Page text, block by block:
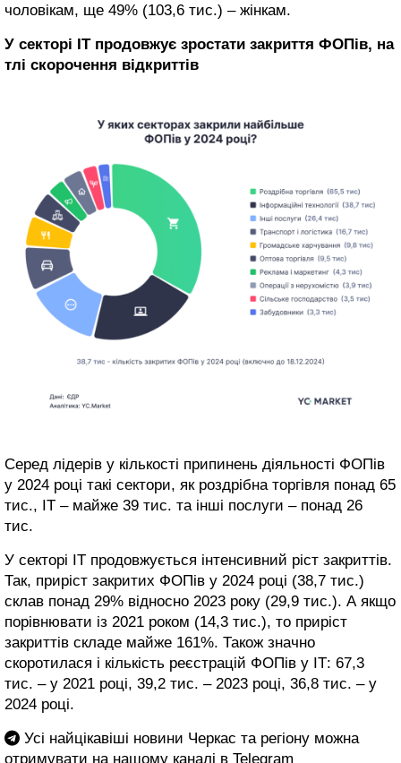
чоловікам, ще 49% (103,6 тис.) – жінкам.
У секторі ІТ продовжує зростати закриття ФОПів, на
тлі скорочення відкриттів
Серед лідерів у кількості припинень діяльності ФОПів
у 2024 році такі сектори, як роздрібна торгівля понад 65
тис., ІТ – майже 39 тис. та інші послуги – понад 26
тис.
У секторі ІТ продовжується інтенсивний ріст закриттів.
Так, приріст закритих ФОПів у 2024 році (38,7 тис.)
склав понад 29% відносно 2023 року (29,9 тис.). А якщо
порівнювати із 2021 роком (14,3 тис.), то приріст
закриттів складе майже 161%. Також значно
скоротилася і кількість реєстрацій ФОПів у ІТ: 67,3
тис. – у 2021 році, 39,2 тис. – 2023 році, 36,8 тис. – у
2024 році.
Усі найцікавіші новини Черкас та регіону можна
отримувати на нашому каналі в Telegram